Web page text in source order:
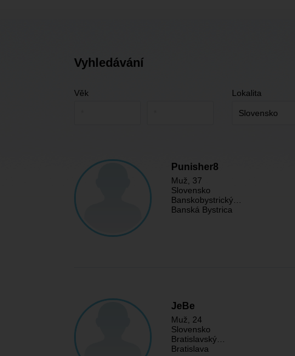
Vyhledávání
Věk Lokalita
Punisher8
Muž , 37
Slovensko
Banskobystrický…
Banská Bystrica
JeBe
Muž , 24
Slovensko
Bratislavský…
Bratislava